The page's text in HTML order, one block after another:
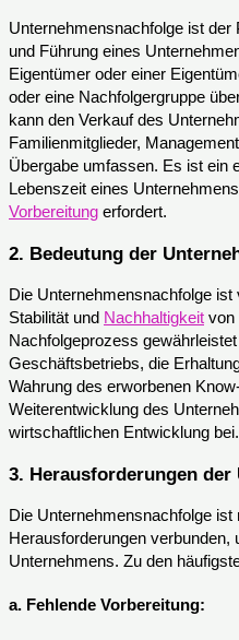
Unternehmensnachfolge ist
und Führung eines
Eigentümer oder einer
oder eine Nachfolgergruppe
kann den Verkauf des
Familienmitglieder,
Übergabe umfassen. Es ist ein
Lebenszeit eines
Vorbereitung erfordert.
2. Bedeutung der
Die Unternehmensnachfolge
Stabilität und Nachhaltigkeit von
Nachfolgeprozess
Geschäftsbetriebs, die
Wahrung des erworbenen
Weiterentwicklung des
wirtschaftlichen Entwicklung bei.
3. Herausforderungen
Die Unternehmensnachfolge ist
Herausforderungen
Unternehmens. Zu den
a. Fehlende Vorbereitung: